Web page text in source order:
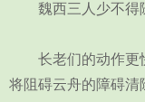
魏西三人少不得随
长老们的动作更快
将阻碍云舟的障碍清